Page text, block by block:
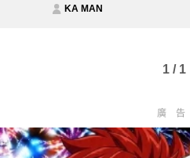
KA MAN
1 / 1
廣告